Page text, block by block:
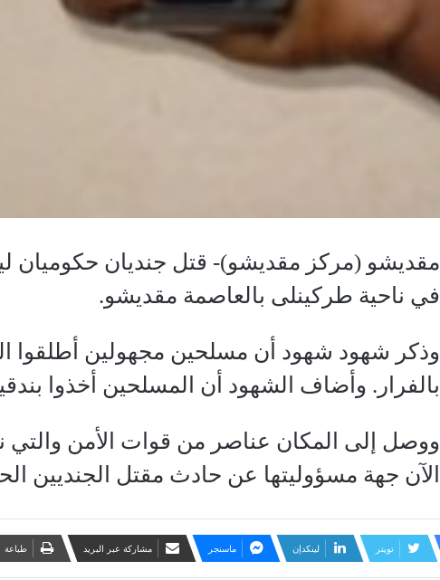
مقديشو (مركز مقديشو)- قتل جنديان حكوميان
في ناحية طركينلى بالعاصمة مقديشو.
وذكر شهود شهود أن مسلحين مجهولين أطلقوا
بالفرار. وأضاف الشهود أن المسلحين أخذوا
ووصل إلى المكان عناصر من قوات الأمن والتي
الآن جهة مسؤوليتها عن حادث مقتل الجنديين
تويتر لينكدإن ماسنجر مشاركة عبر البريد طباعة